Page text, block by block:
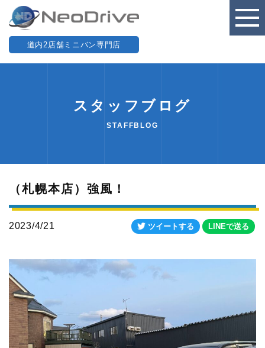
道内2店舗ミニバン専門店
スタッフブログ
STAFFBLOG
（札幌本店）強風！
2023/4/21 ツイートする LINEで送る